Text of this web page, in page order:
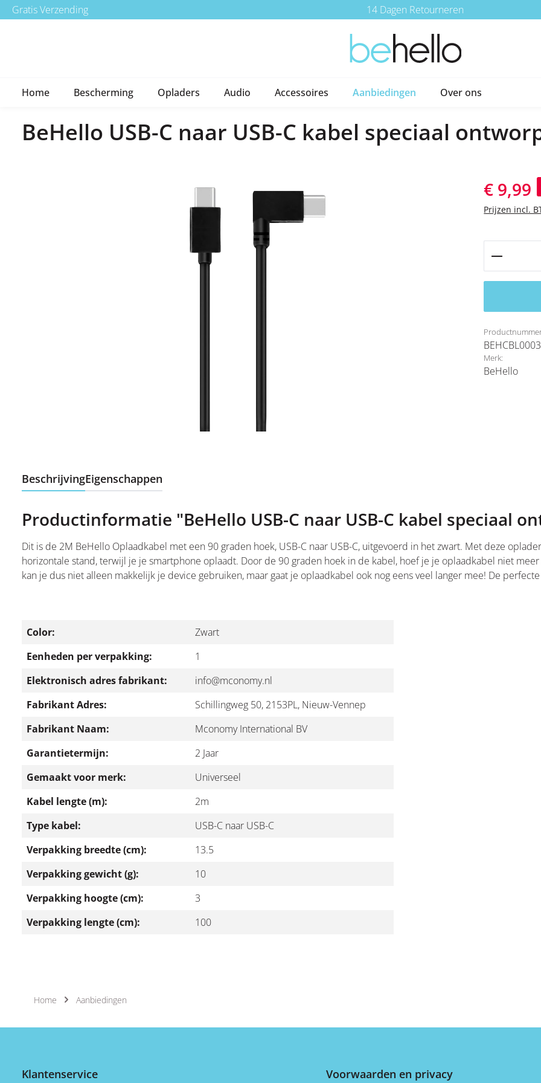
naar de hoofdinhoud
Ga naar de hoofdnavigatie
Gratis Verzending 14 Dagen Retourneren
Home Bescherming Opladers Audio Accessoires Aanbiedingen Over ons
BeHello USB-C naar USB-C kabel speciaal
Verkoopprijs:
€ 9,99
Prijzen incl.
Merk:
BeHello
BeschrijvingEigenschappen
Productinformatie "BeHello USB-C naar USB-C kabel speciaal
Dit is de 2M BeHello Oplaadkabel met een 90 graden hoek, USB-C naar USB-C, uitgevoerd in het zwart. Met deze
horizontale stand, terwijl je je smartphone oplaadt. Door de 90 graden hoek in de kabel, hoef je je oplaadkabel niet
kan je dus niet alleen makkelijk je device gebruiken, maar gaat je oplaadkabel ook nog eens veel langer mee! De
Color:
Zwart
Eenheden per verpakking:
1
Elektronisch adres fabrikant:
info@mconomy.nl
Fabrikant Adres:
Schillingweg 50, 2153PL, Nieuw-Vennep
Fabrikant Naam:
Mconomy International BV
Garantietermijn:
2 Jaar
Gemaakt voor merk:
Universeel
Kabel lengte (m):
2m
Type kabel:
USB-C naar USB-C
Verpakking breedte (cm):
13.5
Verpakking gewicht (g):
10
Verpakking hoogte (cm):
3
Verpakking lengte (cm):
100
Home Aanbiedingen
Klantenservice Voorwaarden en privacy